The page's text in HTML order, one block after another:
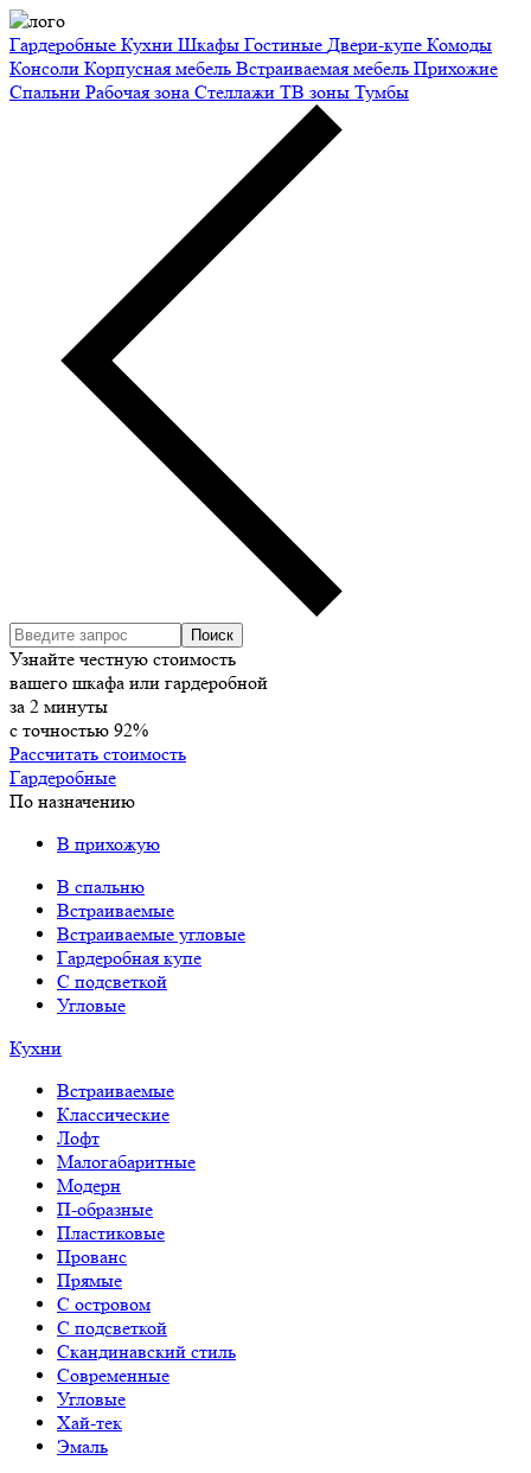
Гардеробные Кухни Шкафы Гостиные Двери-купе Комоды
Консоли Корпусная мебель Встраиваемая мебель Прихожие
Спальни Рабочая зона Стеллажи ТВ зоны Тумбы
Узнайте честную стоимость
вашего шкафа или гардеробной
за 2 минуты
с точностью 92%
Рассчитать стоимость
Гардеробные
По назначению
В прихожую
В спальню
Встраиваемые
Встраиваемые угловые
Гардеробная купе
С подсветкой
Угловые
Кухни
Встраиваемые
Классические
Лофт
Малогабаритные
Модерн
П-образные
Пластиковые
Прованс
Прямые
С островом
С подсветкой
Скандинавский стиль
Современные
Угловые
Хай-тек
Эмаль